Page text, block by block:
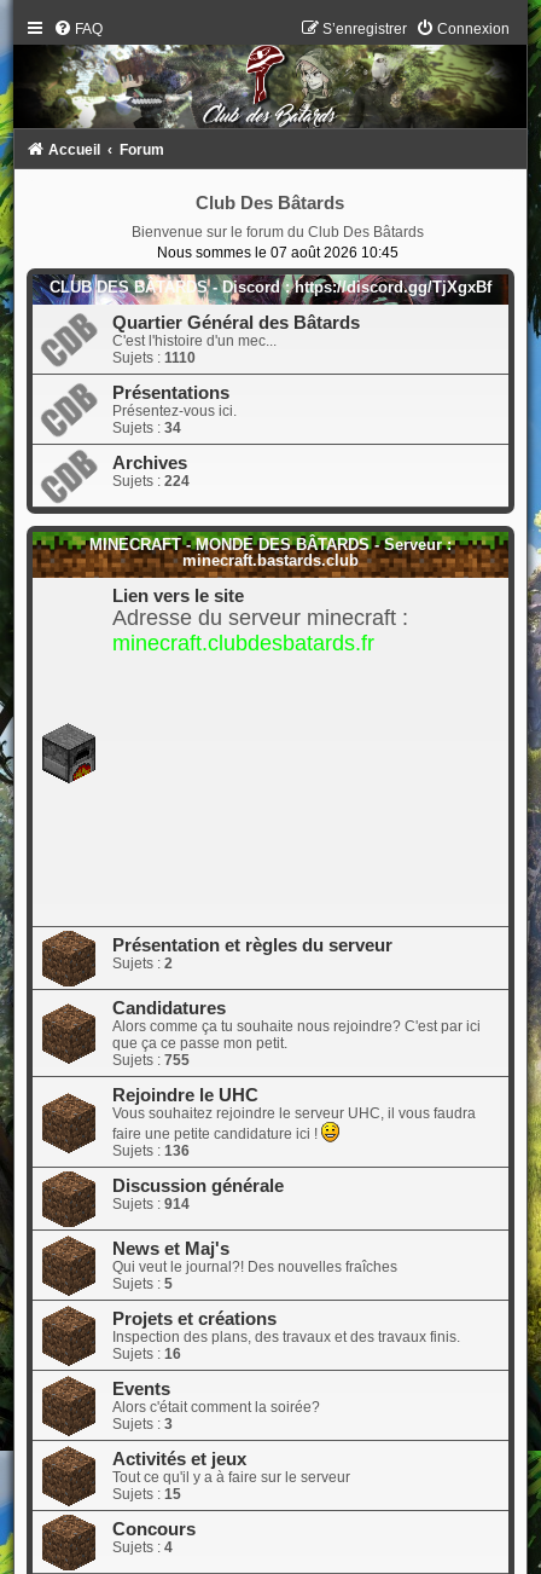
FAQ Connexion
S’enregistrer
Accueil Forum
Club Des Bâtards
Bienvenue sur le forum du Club Des Bâtards
Nous sommes le 07 août 2026 10:45
CLUB DES BÂTARDS - Discord : https://discord.gg/TjXgxBf
Quartier Général des Bâtards
C'est l'histoire d'un mec...
Sujets : 1110
Présentations
Présentez-vous ici.
Sujets : 34
Archives
Sujets : 224
MINECRAFT - MONDE DES BÂTARDS - Serveur :
minecraft.bastards.club
Lien vers le site
Adresse du serveur minecraft :
minecraft.clubdesbatards.fr
Présentation et règles du serveur
Sujets : 2
Candidatures
Alors comme ça tu souhaite nous rejoindre? C'est par ici
que ça ce passe mon petit.
Sujets : 755
Rejoindre le UHC
Vous souhaitez rejoindre le serveur UHC, il vous faudra
faire une petite candidature ici !
Sujets : 136
Discussion générale
Sujets : 914
News et Maj's
Qui veut le journal?! Des nouvelles fraîches
Sujets : 5
Projets et créations
Inspection des plans, des travaux et des travaux finis.
Sujets : 16
Events
Alors c'était comment la soirée?
Sujets : 3
Activités et jeux
Tout ce qu'il y a à faire sur le serveur
Sujets : 15
Concours
Sujets : 4